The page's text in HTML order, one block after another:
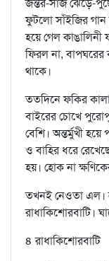
জন্তর-সাজ ঝেড়ে-
ফুটলো সাঁইজির গান
হয়ে গেল কাঙালিনী
ফিরল না, বাপঘরের
থাকে।
ততদিনে ফকির
বাইরের চোখে
বেশি। অন্তর্মুখী
ও বাহির ধরে
হয়। হোক না
তখনই নেওতা এল।
রাধাকিশোরবাটি।
৪ রাধাকিশোরবাটি